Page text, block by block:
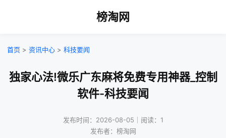
榜淘网
首页 > 资讯中心 > 科技要闻
独家心法!微乐广东麻将免费专用神器_控制
软件-科技要闻
发布时间：2026-08-05｜阅读：1
发布者：榜淘网